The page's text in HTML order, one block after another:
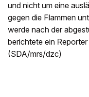
und nicht um eine
gegen die Flammen
werde nach der
berichtete ein
(SDA/mrs/dzc)